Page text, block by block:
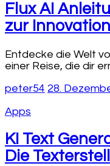
Flux AI
zur Innovation
Entdecke die Welt
einer Reise, die dir
peter54 28.
Apps
KI Text
Die